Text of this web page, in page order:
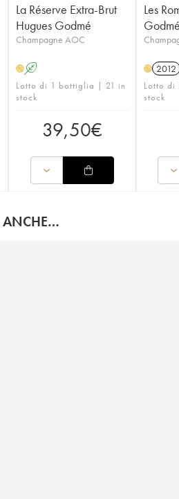
La Réserve Extra-Brut
Hugues Godmé
Champagne AOC
HA
Lotto di 1 bottiglia | 21 in
stock
39,50€
Les
Godmé
H 2012
Lotto
stock
ANCHE…